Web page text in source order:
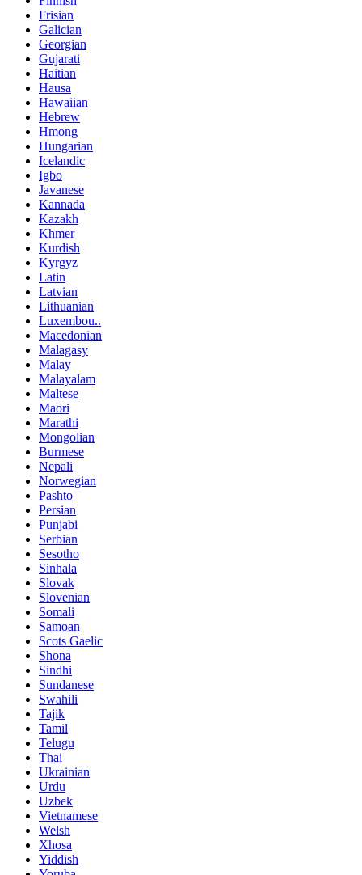
Frisian
Galician
Georgian
Gujarati
Haitian
Hausa
Hawaiian
Hebrew
Hmong
Hungarian
Icelandic
Igbo
Javanese
Kannada
Kazakh
Khmer
Kurdish
Kyrgyz
Latin
Latvian
Lithuanian
Luxembou..
Macedonian
Malagasy
Malay
Malayalam
Maltese
Maori
Marathi
Mongolian
Burmese
Nepali
Norwegian
Pashto
Persian
Punjabi
Serbian
Sesotho
Sinhala
Slovak
Slovenian
Somali
Samoan
Scots Gaelic
Shona
Sindhi
Sundanese
Swahili
Tajik
Tamil
Telugu
Thai
Ukrainian
Urdu
Uzbek
Vietnamese
Welsh
Xhosa
Yiddish